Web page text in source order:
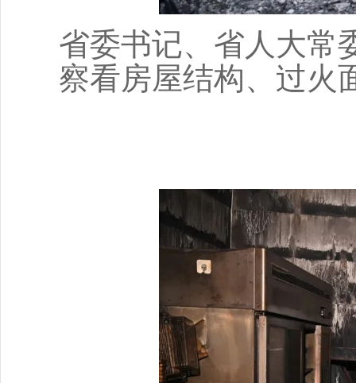
省委书记、省人大常
察看房屋结构、过火